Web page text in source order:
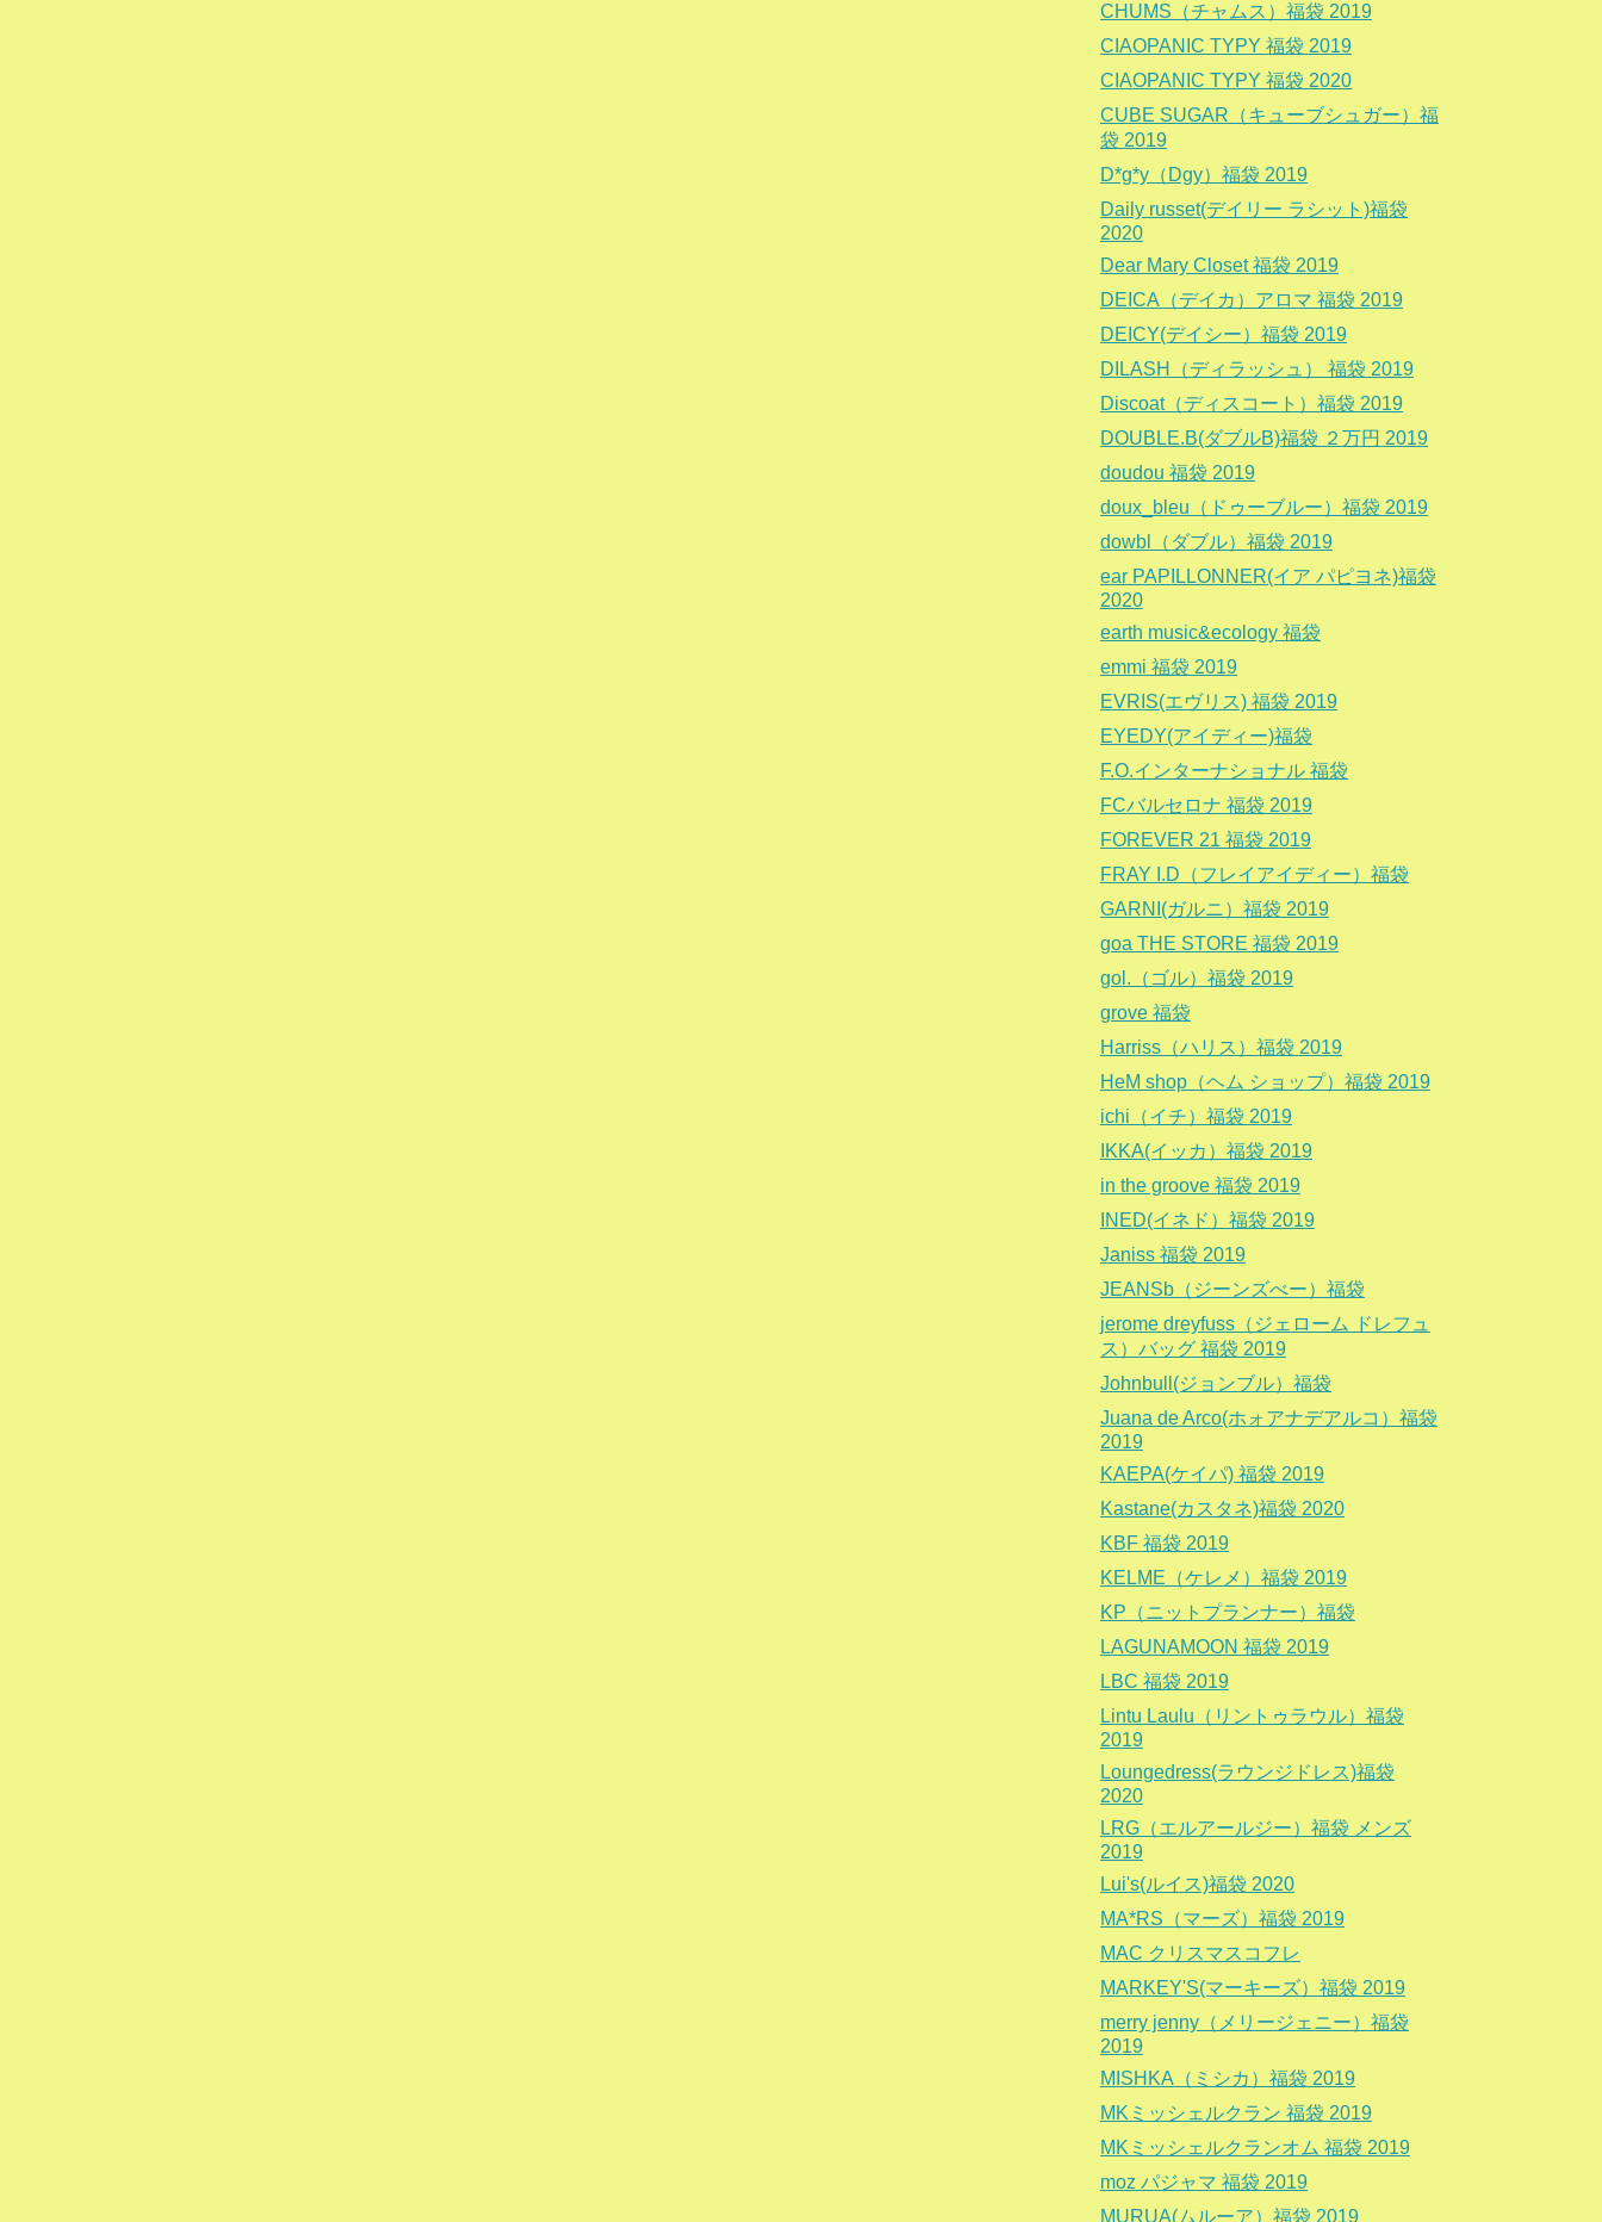
CHUMS（チャムス）福袋 2019
CIAOPANIC TYPY 福袋 2019
CIAOPANIC TYPY 福袋 2020
CUBE SUGAR（キューブシュガー）福
袋 2019
D*g*y（Dgy）福袋 2019
Daily russet(デイリー ラシット)福袋
2020
Dear Mary Closet 福袋 2019
DEICA（デイカ）アロマ 福袋 2019
DEICY(デイシー）福袋 2019
DILASH（ディラッシュ） 福袋 2019
Discoat（ディスコート）福袋 2019
DOUBLE.B(ダブルB)福袋 ２万円 2019
doudou 福袋 2019
doux_bleu（ドゥーブルー）福袋 2019
dowbl（ダブル）福袋 2019
ear PAPILLONNER(イア パピヨネ)福袋
2020
earth music&ecology 福袋
emmi 福袋 2019
EVRIS(エヴリス) 福袋 2019
EYEDY(アイディー)福袋
F.O.インターナショナル 福袋
FCバルセロナ 福袋 2019
FOREVER 21 福袋 2019
FRAY I.D（フレイアイディー）福袋
GARNI(ガルニ）福袋 2019
goa THE STORE 福袋 2019
gol.（ゴル）福袋 2019
grove 福袋
Harriss（ハリス）福袋 2019
HeM shop（ヘム ショップ）福袋 2019
ichi（イチ）福袋 2019
IKKA(イッカ）福袋 2019
in the groove 福袋 2019
INED(イネド）福袋 2019
Janiss 福袋 2019
JEANSb（ジーンズべー）福袋
jerome dreyfuss（ジェローム ドレフュ
ス）バッグ 福袋 2019
Johnbull(ジョンブル）福袋
Juana de Arco(ホォアナデアルコ）福袋
2019
KAEPA(ケイパ) 福袋 2019
Kastane(カスタネ)福袋 2020
KBF 福袋 2019
KELME（ケレメ）福袋 2019
KP（ニットプランナー）福袋
LAGUNAMOON 福袋 2019
LBC 福袋 2019
Lintu Laulu（リントゥラウル）福袋
2019
Loungedress(ラウンジドレス)福袋
2020
LRG（エルアールジー）福袋 メンズ
2019
Lui's(ルイス)福袋 2020
MA*RS（マーズ）福袋 2019
MAC クリスマスコフレ
MARKEY'S(マーキーズ）福袋 2019
merry jenny（メリージェニー）福袋
2019
MISHKA（ミシカ）福袋 2019
MKミッシェルクラン 福袋 2019
MKミッシェルクランオム 福袋 2019
moz パジャマ 福袋 2019
MURUA(ムルーア）福袋 2019